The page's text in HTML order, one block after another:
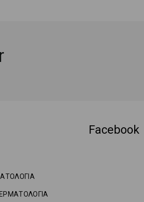
Facebook